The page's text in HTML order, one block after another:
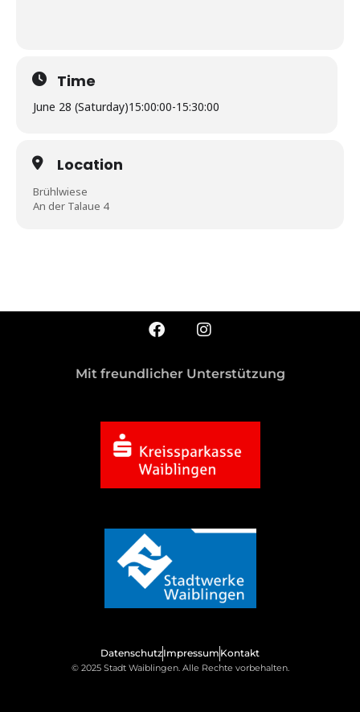
Time
June 28 (Saturday)15:00:00-15:30:00
Location
Brühlwiese
An der Talaue 4
Mit freundlicher Unterstützung
DatenschutzImpressum Kontakt
© 2025 Stadt Waiblingen. Alle Rechte vorbehalten.